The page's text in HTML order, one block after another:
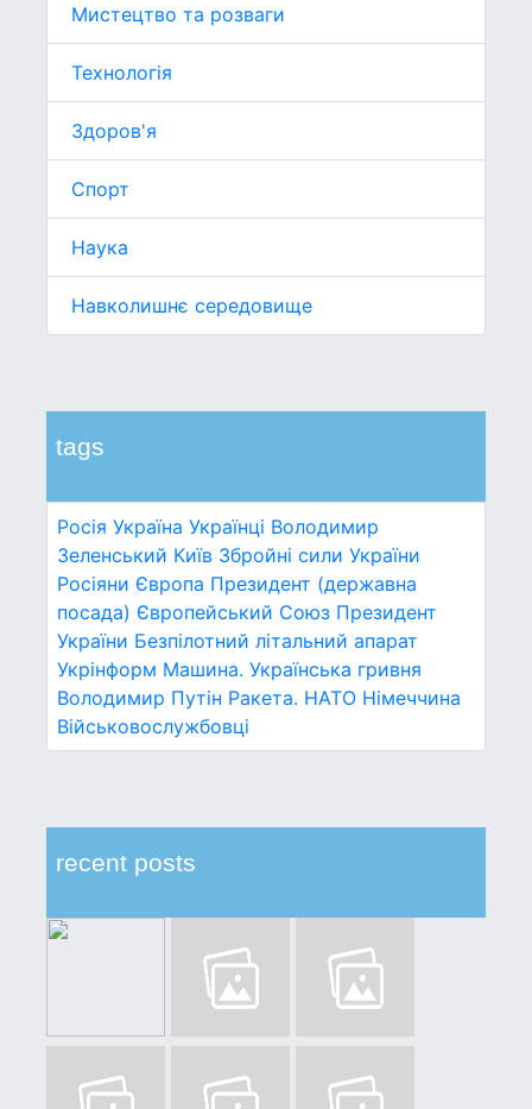
Мистецтво та розваги
Технологія
Здоров'я
Спорт
Наука
Навколишнє середовище
tags
Росія Україна Українці Володимир
Зеленський Київ Збройні сили України
Росіяни Європа Президент (державна
посада) Європейський Союз Президент
України Безпілотний літальний апарат
Укрінформ Машина. Українська гривня
Володимир Путін Ракета. НАТО Німеччина
Військовослужбовці
recent posts